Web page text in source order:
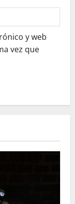
y web
vez que